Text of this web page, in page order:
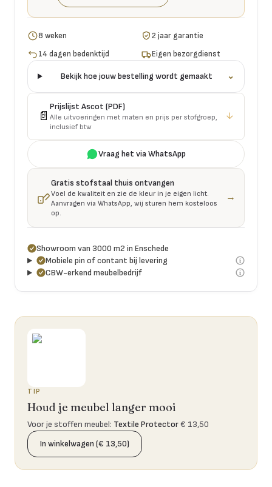
8 weken
2 jaar garantie
14 dagen bedenktijd
Eigen bezorgdienst
Bekijk hoe jouw bestelling wordt gemaakt ⌄
📄
Prijslijst Ascot (PDF)
Alle uitvoeringen met maten en prijs per stofgroep,
inclusief btw
↓
Vraag het via WhatsApp
Gratis stofstaal thuis ontvangen
Voel de kwaliteit en zie de kleur in je eigen licht.
Aanvragen via WhatsApp, wij sturen hem kosteloos
op.
→
Showroom van 3000 m2 in Enschede
Mobiele pin of contant bij levering
CBW-erkend meubelbedrijf
TIP
Houd je meubel langer mooi
Voor je stoffen meubel: Textile Protector€ 13,50
In winkelwagen (€ 13,50)